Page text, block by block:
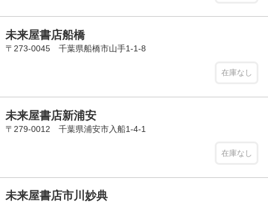
未来屋書店船橋
〒273-0045 千葉県船橋市山手1-1-8
在庫なし
未来屋書店新浦安
〒279-0012 千葉県浦安市入船1-4-1
在庫なし
未来屋書店市川妙典